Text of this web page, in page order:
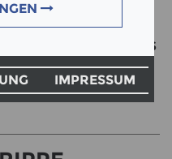
IMPRESSUM
d'une crèche
préfabriqués